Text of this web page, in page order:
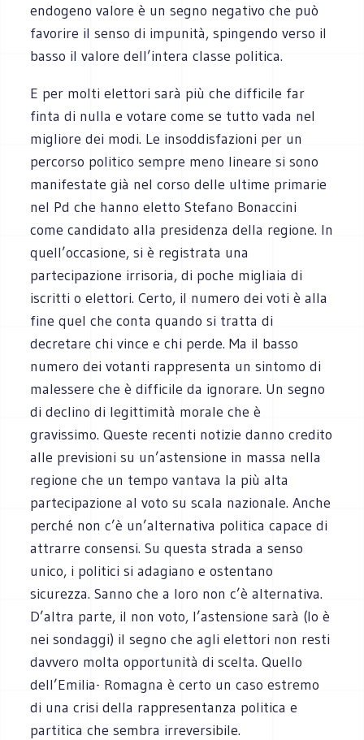
endogeno valore è un segno negativo che può
favorire il senso di impunità, spingendo verso il
basso il valore dell’intera classe politica.
E per molti elettori sarà più che difficile far
finta di nulla e votare come se tutto vada nel
migliore dei modi. Le insoddisfazioni per un
percorso politico sempre meno lineare si sono
manifestate già nel corso delle ultime primarie
nel Pd che hanno eletto Stefano Bonaccini
come candidato alla presidenza della regione. In
quell’occasione, si è registrata una
partecipazione irrisoria, di poche migliaia di
iscritti o elettori. Certo, il numero dei voti è alla
fine quel che conta quando si tratta di
decretare chi vince e chi perde. Ma il basso
numero dei votanti rappresenta un sintomo di
malessere che è difficile da ignorare. Un segno
di declino di legittimità morale che è
gravissimo. Queste recenti notizie danno credito
alle previsioni su un’astensione in massa nella
regione che un tempo vantava la più alta
partecipazione al voto su scala nazionale. Anche
perché non c’è un’alternativa politica capace di
attrarre consensi. Su questa strada a senso
unico, i politici si adagiano e ostentano
sicurezza. Sanno che a loro non c’è alternativa.
D’altra parte, il non voto, l’astensione sarà (lo è
nei sondaggi) il segno che agli elettori non resti
davvero molta opportunità di scelta. Quello
dell’Emilia- Romagna è certo un caso estremo
di una crisi della rappresentanza politica e
partitica che sembra irreversibile.